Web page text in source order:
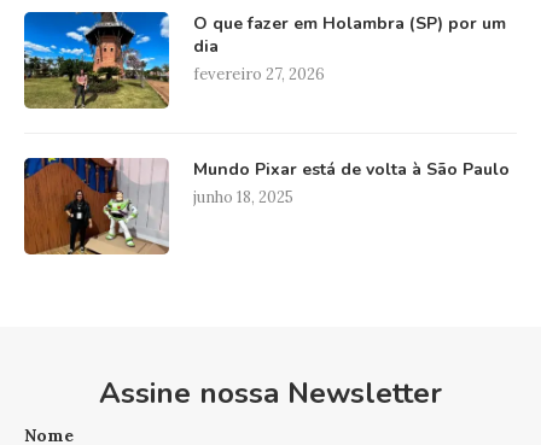
O que fazer em Holambra (SP) por um
dia
fevereiro 27, 2026
Mundo Pixar está de volta à São Paulo
junho 18, 2025
Assine nossa Newsletter
Nome